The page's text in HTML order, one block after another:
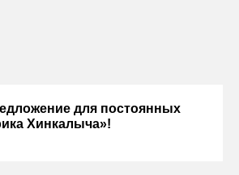
для постоянных
Хинкалыча»!